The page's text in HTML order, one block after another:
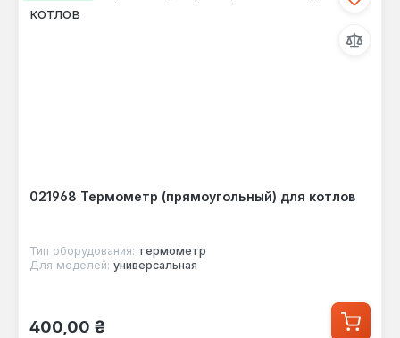
021968 Термометр (прямоугольный) для котлов
Тип оборудования: термометр
Для моделей: универсальная
Обычная цена:
400,00 ₴